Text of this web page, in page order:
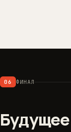
06 ФИНАЛ